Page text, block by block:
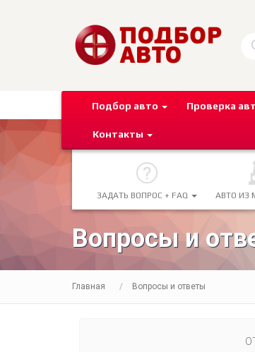
Подбор авто Проверка
Контакты
ЗАДАТЬ ВОПРОС + FAQ АВТО ИЗ
Вопросы и
Главная Вопросы и ответы